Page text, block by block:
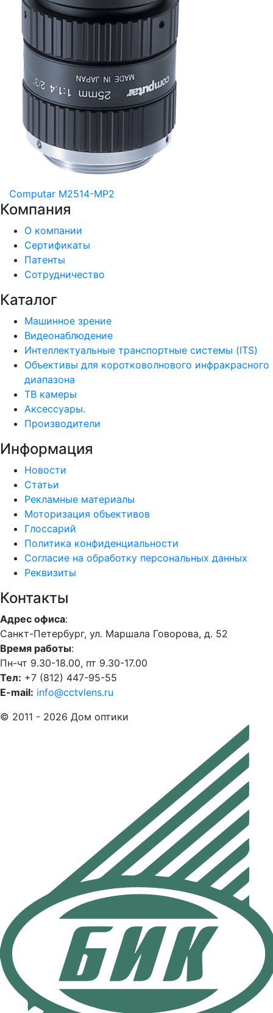
Computar M2514-MP2
Компания
О компании
Сертификаты
Патенты
Сотрудничество
Каталог
Машинное зрение
Видеонаблюдение
Интеллектуальные транспортные системы (ITS)
Объективы для коротковолнового инфракрасного
диапазона
ТВ камеры
Аксессуары.
Производители
Информация
Новости
Статьи
Рекламные материалы
Моторизация объективов
Глоссарий
Политика конфиденциальности
Согласие на обработку персональных данных
Реквизиты
Контакты
Адрес офиса:
Санкт-Петербург, ул. Маршала Говорова, д. 52
Время работы:
Пн-чт 9.30-18.00, пт 9.30-17.00
Тел: +7 (812) 447-95-55
E-mail: info@cctvlens.ru
© 2011 - 2026 Дом оптики